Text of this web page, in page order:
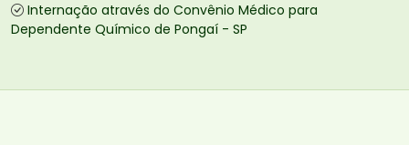
Internação através do Convênio Médico para
Dependente Químico de Pongaí - SP